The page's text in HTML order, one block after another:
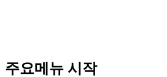
주요메뉴 시작